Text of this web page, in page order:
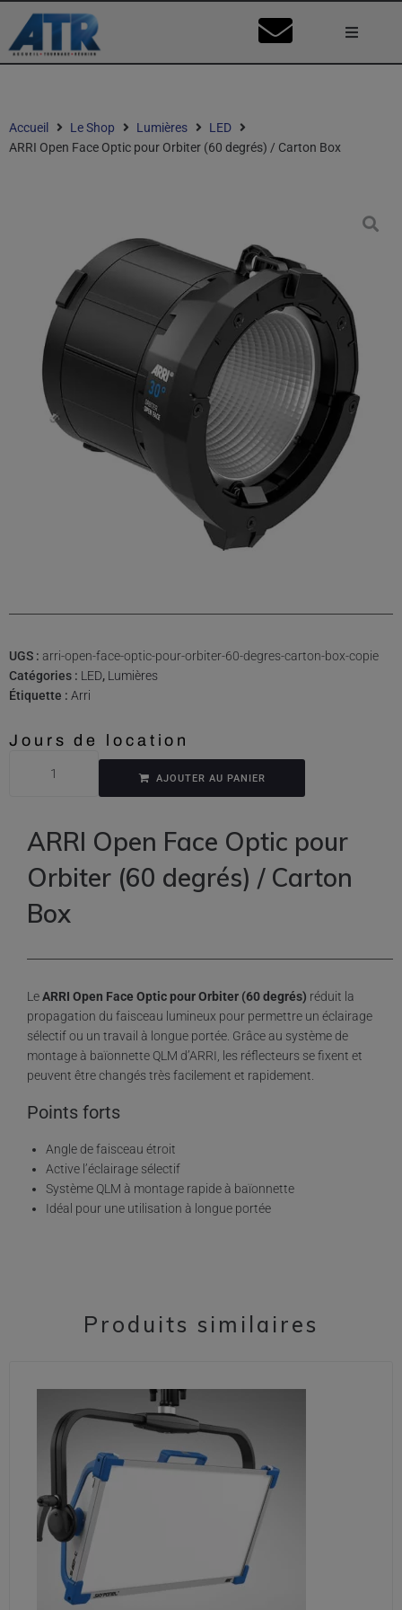
Ma
Accueil Le Shop Lumières
LED
ARRI Open Face Optic pour Orbiter (60 degrés) / Carton Box
UGS : arri-open-face-optic-pour-orbiter-60-degres-carton-box-copie
Catégories : LED, Lumières
Étiquette : Arri
Jours de location
AJOUTER AU PANIER
ARRI Open Face Optic pour
Orbiter (60 degrés) / Carton
Box
LeARRI Open Face Optic pour Orbiter (60 degrés) réduit la
propagation du faisceau lumineux pour permettre un éclairage
sélectif ou un travail à longue portée. Grâce au système de
montage à baïonnette QLM d’ARRI, les réflecteurs se fixent et
peuvent être changés très facilement et rapidement.
Points forts
Angle de faisceau étroit
Active l’éclairage sélectif
Système QLM à montage rapide à baïonnette
Idéal pour une utilisation à longue portée
Produits similaires